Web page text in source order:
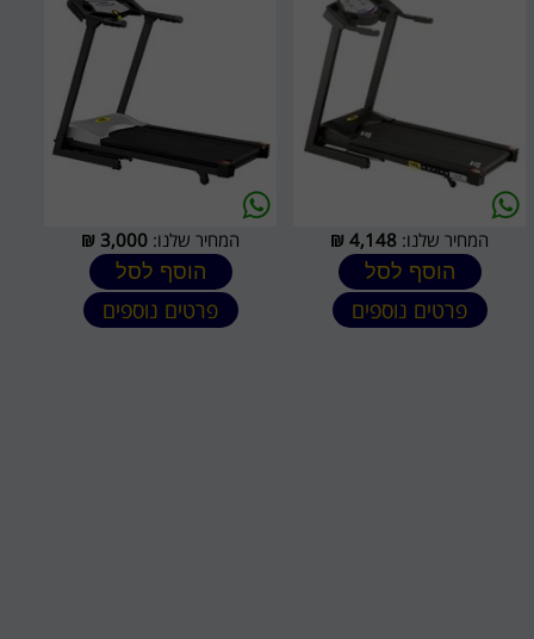
המחיר שלנו: 4,148
₪
הוסף לסל
פרטים נוספים
המחיר שלנו: 3,000
₪
הוסף לסל
פרטים נוספים